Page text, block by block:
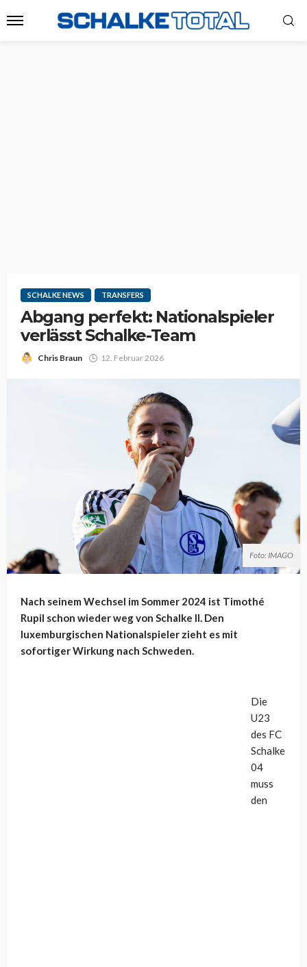
SCHALKE NEWS TRANSFERS
Abgang perfekt: Nationalspieler
verlässt Schalke-Team
Chris Braun 12. Februar 2026
Foto: IMAGO
Nach seinem Wechsel im Sommer 2024 ist Timothé
Rupil schon wieder weg von Schalke II. Den
luxemburgischen Nationalspieler zieht es mit
sofortiger Wirkung nach Schweden.
Die
U23
des FC
Schalke
04
muss
den